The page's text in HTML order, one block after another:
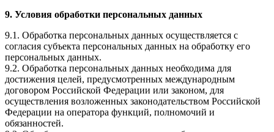
9. Условия обработки персональных данных
9.1. Обработка персональных данных осуществляется с
согласия субъекта персональных данных на обработку его
персональных данных.
9.2. Обработка персональных данных необходима для
достижения целей, предусмотренных международным
договором Российской Федерации или законом, для
осуществления возложенных законодательством Российской
Федерации на оператора функций, полномочий и
обязанностей.